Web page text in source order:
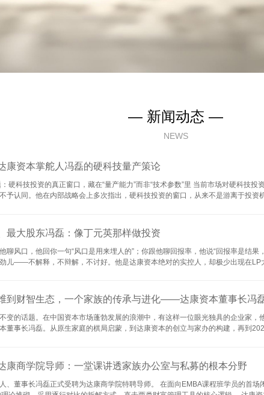
— 新闻动态 —
NEWS
康资本掌舵人冯磊的硬科技量产策论
硬科技投资的真正窗口，藏在“量产能力”而非“技术参数”里 当前市场对硬科技
予认同。他在内部战略会上多次指出，硬科技投资的窗口，从来不是游离于投
的未成熟枝桠上，找出那些物理和工程原理已验证、但规模化生产仍存在巨大不确
最大股东冯磊：像丁元英那样做投资
聊风口，他回你一句“风口是用来埋人的”；你跟他聊回报率，他说“回报率是结
儿——不解释，不辩解，不讨好。他是达康资本绝对的实控人，却极少出现在LP
能力，这三样东西如果排个序——学习...
到财智生态，一个家族的传承与进化——达康资本董事长冯
变的话题。在中国资本市场蓬勃发展的浪潮中，有这样一位眼光独具的企业家
事长冯磊。从原生家庭的棋局启蒙，到达康资本的创立与家办的构建，再到
“将军”到后来的运筹帷幄，这副小小的棋盘悄悄铺展成了冯磊此后几十年的成长
康商学院导师：一堂课讲透家族办公室与私募的根本分野
、董事长冯磊正式受聘为达康商学院特聘导师。 在面向EMBA课程班学员的首